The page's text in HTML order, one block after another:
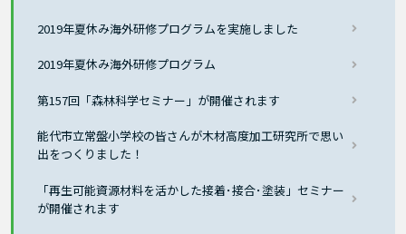
2019年夏休み海外研修プログラムを実施しました
2019年夏休み海外研修プログラム
第157回「森林科学セミナー」が開催されます
能代市立常盤小学校の皆さんが木材高度加工研究所で思い
出をつくりました！
「再生可能資源材料を活かした接着･接合･塗装」セミナー
が開催されます